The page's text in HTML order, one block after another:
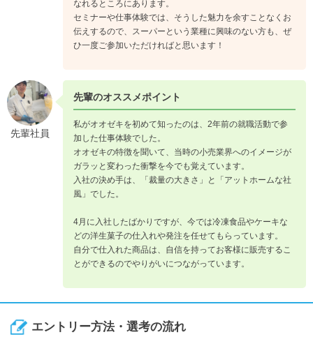
なれるところにあります。
セミナーや仕事体験では、そうした魅力を余すことなくお
伝えするので、スーパーという業種に興味のない方も、ぜ
ひ一度ご参加いただければと思います！
先輩社員
先輩のオススメポイント
私がオオゼキを初めて知ったのは、2年前の就職活動で参
加した仕事体験でした。
オオゼキの特徴を聞いて、当時の小売業界へのイメージが
ガラッと変わった衝撃を今でも覚えています。
入社の決め手は、「裁量の大きさ」と「アットホームな社
風」でした。
4月に入社したばかりですが、今では冷凍食品やケーキな
どの洋生菓子の仕入れや発注を任せてもらっています。
自分で仕入れた商品は、自信を持ってお客様に販売するこ
とができるのでやりがいにつながっています。
エントリー方法・選考の流れ